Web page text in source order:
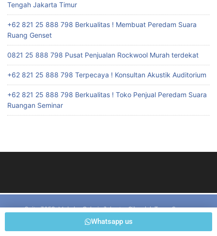
Tengah Jakarta Timur
+62 821 25 888 798 Berkualitas ! Membuat Peredam Suara
Ruang Genset
0821 25 888 798 Pusat Penjualan Rockwool Murah terdekat
+62 821 25 888 798 Terpecaya ! Konsultan Akustik Auditorium
+62 821 25 888 798 Berkualitas ! Toko Penjual Peredam Suara
Ruangan Seminar
Suite 3058, Mula by Galeria Jakarta, Cilandak Town Square
Jl T.B. Simatupang Kav I7, Rt 02/Rw 01, Cilandak Barat, Cilandak,
Whatsapp us